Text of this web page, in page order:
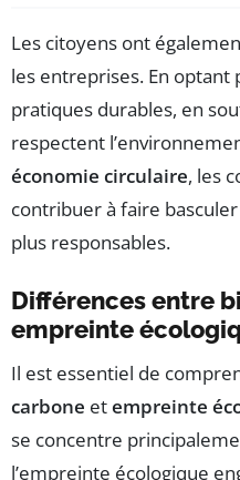
Les citoyens ont
les entreprises. En optant
pratiques durables, en
respectent
économie circulaire, les
contribuer à faire
plus responsables.
Différences entre
empreinte
Il est essentiel de
carbone etempreinte
se concentre
l’empreinte écologique